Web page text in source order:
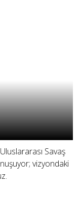
Savaş
vizyondaki